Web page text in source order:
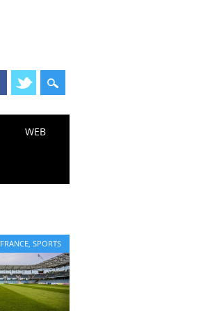
WEB
FRANCE,SPORTS